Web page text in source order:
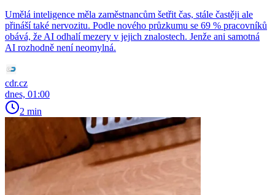
Umělá inteligence měla zaměstnancům šetřit čas, stále častěji ale
přináší také nervozitu. Podle nového průzkumu se 69 % pracovníků
obává, že AI odhalí mezery v jejich znalostech. Jenže ani samotná
AI rozhodně není neomylná.
cdr.cz
dnes, 01:00
2 min